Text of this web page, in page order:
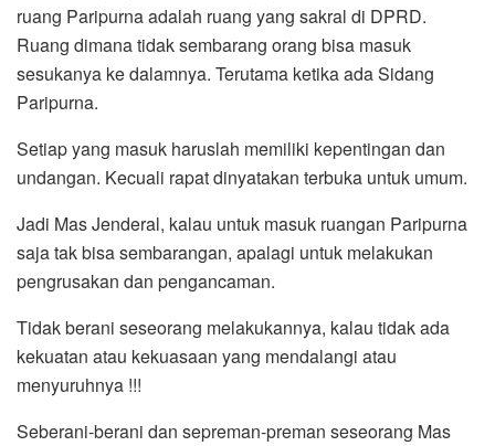
ruang Paripurna adalah ruang yang sakral di DPRD.
Ruang dimana tidak sembarang orang bisa masuk
sesukanya ke dalamnya. Terutama ketika ada Sidang
Paripurna.
Setiap yang masuk haruslah memiliki kepentingan dan
undangan. Kecuali rapat dinyatakan terbuka untuk umum.
Jadi Mas Jenderal, kalau untuk masuk ruangan Paripurna
saja tak bisa sembarangan, apalagi untuk melakukan
pengrusakan dan pengancaman.
Tidak berani seseorang melakukannya, kalau tidak ada
kekuatan atau kekuasaan yang mendalangi atau
menyuruhnya !!!
Seberani-berani dan sepreman-preman seseorang Mas